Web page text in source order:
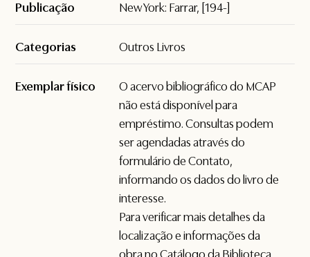
Publicação New York: Farrar, [194-]
Categorias Outros Livros
Exemplar físico
O acervo bibliográfico do MCAP
não está disponível para
empréstimo. Consultas podem
ser agendadas através do
formulário deContato,
informando os dados do livro de
interesse.
Para verificar mais detalhes da
localização e informações da